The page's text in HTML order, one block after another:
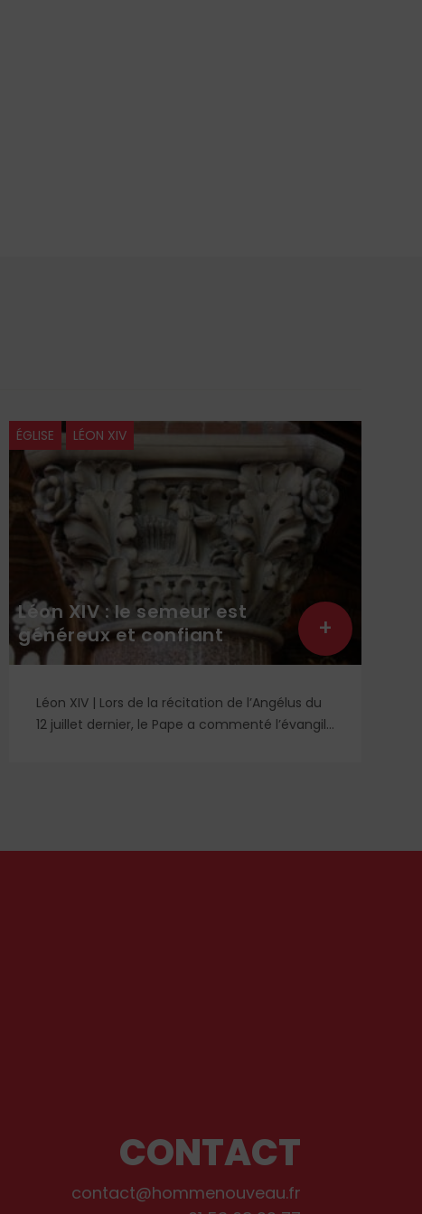
ÉGLISE LÉON XIV
Léon XIV : le semeur est
généreux et confiant
Léon XIV | Lors de la récitation de l’Angélus du
12 juillet dernier, le Pape a commenté l’évangile
+
CONTACT
contact@hommenouveau.fr